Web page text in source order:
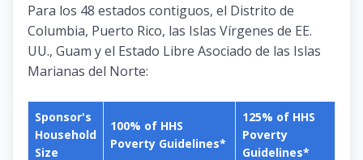
Para los 48 estados contiguos, el Distrito de
Columbia, Puerto Rico, las Islas Vírgenes de EE.
UU., Guam y el Estado Libre Asociado de las Islas
Marianas del Norte:
Sponsor's
Household
Size
100% of HHS
Poverty Guidelines*
125% of HHS
Poverty
Guidelines*